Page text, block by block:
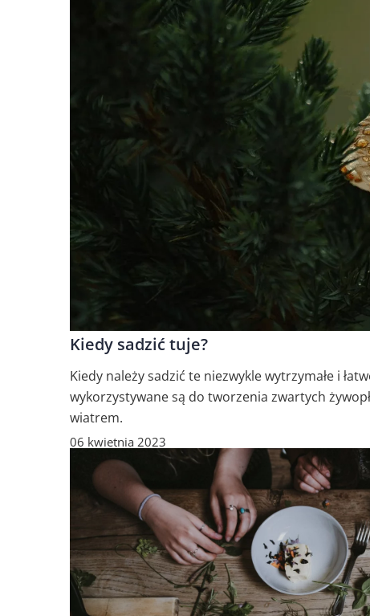
Kiedy sadzić tuje?
Kiedy należy sadzić te niezwykle wytrzymałe i
wykorzystywane są do tworzenia zwartych
wiatrem.
06 kwietnia 2023